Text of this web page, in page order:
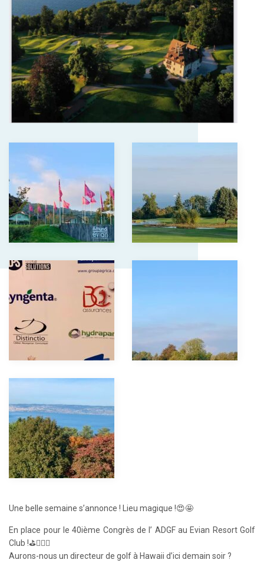
Une belle semaine s’annonce ! Lieu magique !😍🤩
En place pour le 40ième Congrès de l’ ADGF au Evian Resort Golf
Club !⛳️🏌️‍♂️😍
Aurons-nous un directeur de golf à Hawaii d’ici demain soir ?